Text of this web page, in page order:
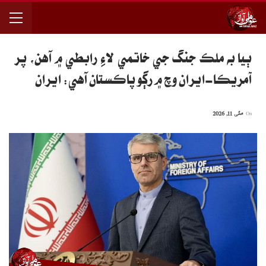
ٻيا به ملڪ جنگ جي خاتمي لاءِ رابطي ۾ آهن، پر
آمريڪا-ايران وچ ۾ رڳو پاڪستان آهي: ايران
مئی 11, 2026